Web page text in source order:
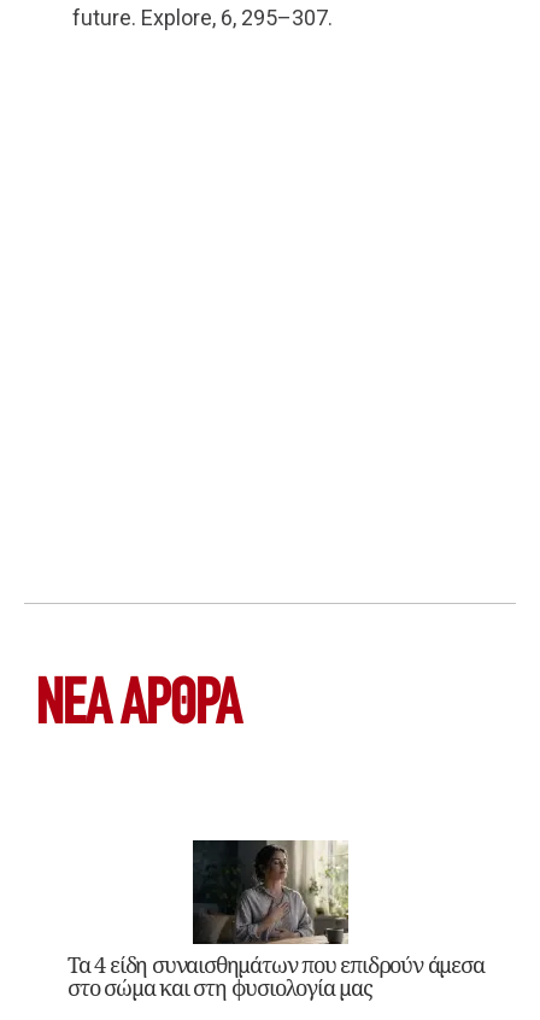
future. Explore, 6, 295–307.
ΝΕΑ ΆΡΘΡΑ
Τα 4 είδη συναισθημάτων που επιδρούν άμεσα
στο σώμα και στη φυσιολογία μας